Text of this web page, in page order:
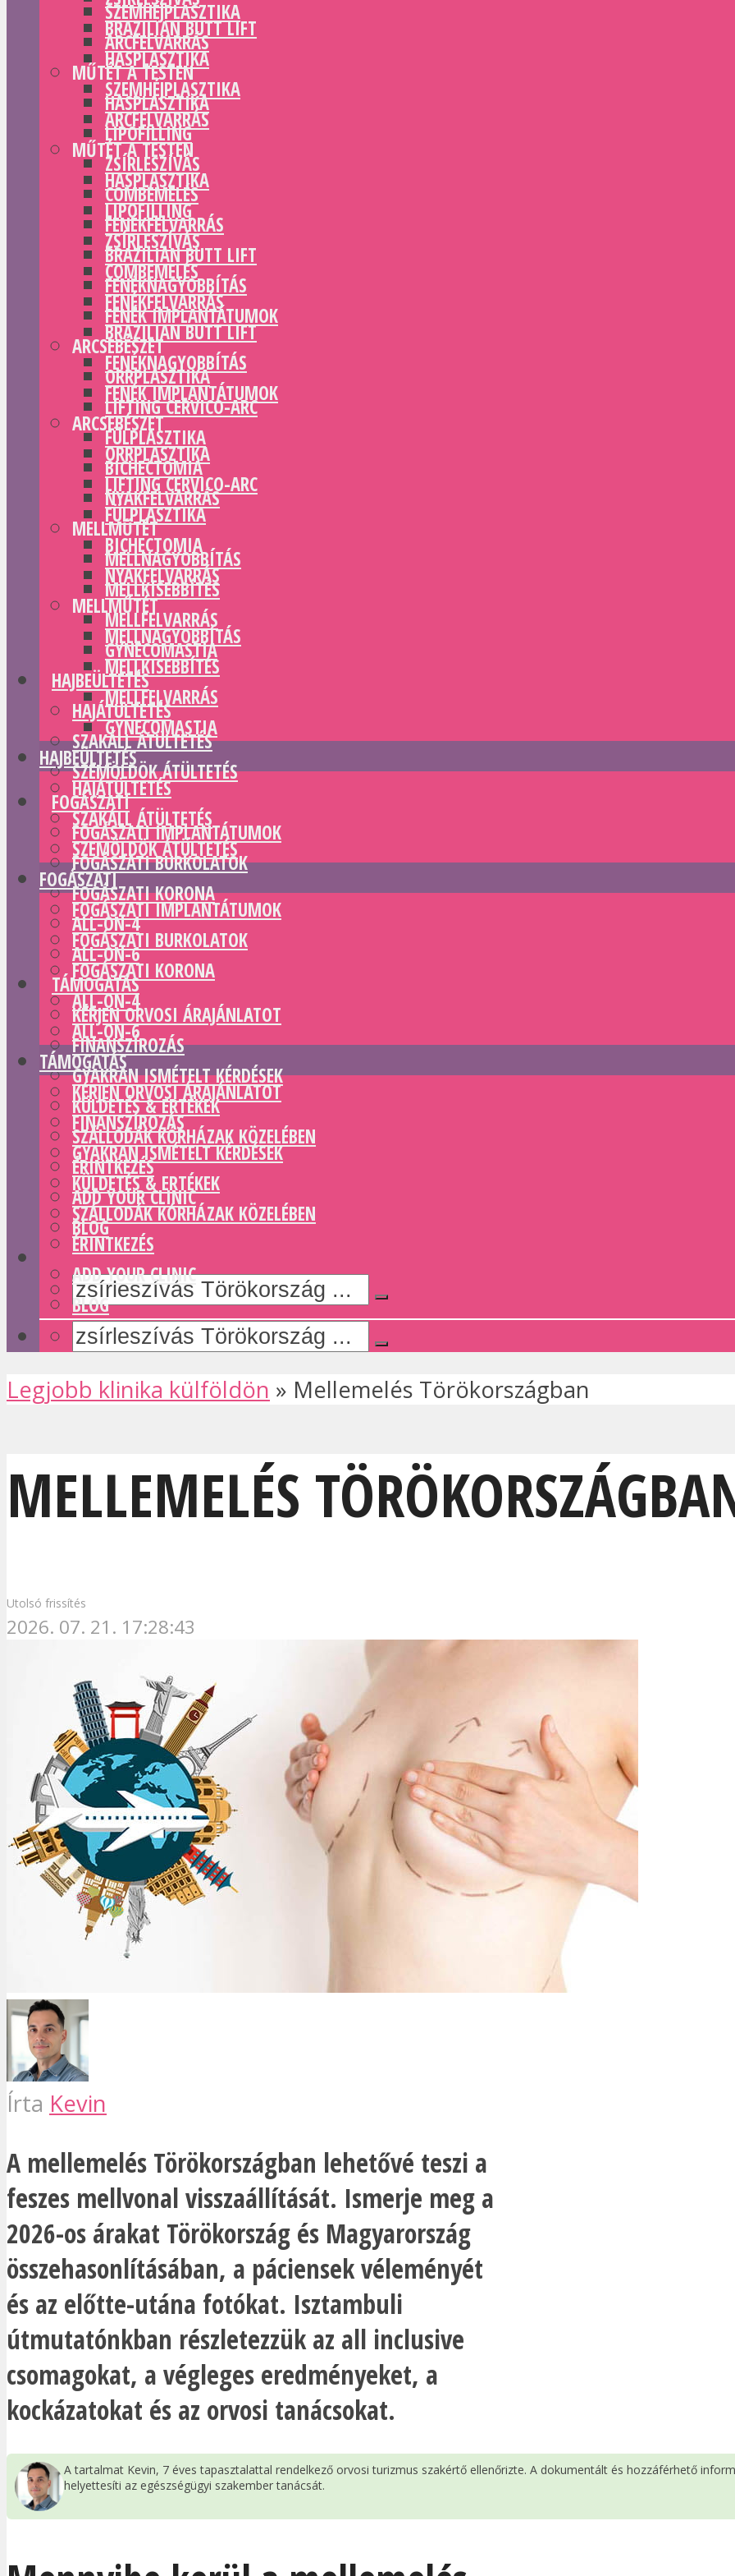
SZEMHÉJPLASZTIKA
ARCFELVARRÁS
MŰTÉT A TESTEN
HASPLASZTIKA
LIPOFILLING
ZSÍRLESZÍVÁS
COMBEMELÉS
FENÉKFELVARRÁS
BRAZILIAN BUTT LIFT
FENÉKNAGYOBBÍTÁS
FENÉK IMPLANTÁTUMOK
ARCSEBÉSZET
ORRPLASZTIKA
LIFTING CERVICO-ARC
FÜLPLASZTIKA
BICHECTOMIA
NYAKFELVARRÁS
MELLMŰTÉT
MELLNAGYOBBÍTÁS
MELLKISEBBÍTÉS
MELLFELVARRÁS
GYNECOMASTIA
HAJBEÜLTETÉS
HAJÁTÜLTETÉS
SZAKÁLL ÁTÜLTETÉS
SZEMÖLDÖK ÁTÜLTETÉS
FOGÁSZATI
FOGÁSZATI IMPLANTÁTUMOK
FOGÁSZATI BURKOLATOK
FOGÁSZATI KORONA
ALL-ON-4
ALL-ON-6
TÁMOGATÁS
KÉRJEN ORVOSI ÁRAJÁNLATOT
FINANSZÍROZÁS
GYAKRAN ISMÉTELT KÉRDÉSEK
KÜLDETÉS & ERTÉKEK
SZÁLLODÁK KÓRHÁZAK KÖZELÉBEN
ÉRINTKEZÉS
ADD YOUR CLINIC
BLOG
BRAZILIAN BUTT LIFT
HASPLASZTIKA
SZEMHÉJPLASZTIKA
ARCFELVARRÁS
MŰTÉT A TESTEN
HASPLASZTIKA
LIPOFILLING
ZSÍRLESZÍVÁS
COMBEMELÉS
FENÉKFELVARRÁS
BRAZILIAN BUTT LIFT
FENÉKNAGYOBBÍTÁS
FENÉK IMPLANTÁTUMOK
ARCSEBÉSZET
ORRPLASZTIKA
LIFTING CERVICO-ARC
FÜLPLASZTIKA
BICHECTOMIA
NYAKFELVARRÁS
MELLMŰTÉT
MELLNAGYOBBÍTÁS
MELLKISEBBÍTÉS
MELLFELVARRÁS
GYNECOMASTIA
HAJBEÜLTETÉS
HAJÁTÜLTETÉS
SZAKÁLL ÁTÜLTETÉS
SZEMÖLDÖK ÁTÜLTETÉS
FOGÁSZATI
FOGÁSZATI IMPLANTÁTUMOK
FOGÁSZATI BURKOLATOK
FOGÁSZATI KORONA
ALL-ON-4
ALL-ON-6
TÁMOGATÁS
KÉRJEN ORVOSI ÁRAJÁNLATOT
FINANSZÍROZÁS
GYAKRAN ISMÉTELT KÉRDÉSEK
KÜLDETÉS & ERTÉKEK
SZÁLLODÁK KÓRHÁZAK KÖZELÉBEN
ÉRINTKEZÉS
ADD YOUR CLINIC
BLOG
Legjobb klinika külföldön » Mellemelés Törökországban
MELLEMELÉS
Utolsó frissítés
2026. 07. 21. 17:28:43
Írta Kevin
A mellemelés Törökországban lehetővé teszi a
feszes mellvonal visszaállítását. Ismerje meg a
2026-os árakat Törökország és Magyarország
összehasonlításában, a páciensek véleményét
és az előtte-utána fotókat. Isztambuli
útmutatónkban részletezzük az all inclusive
csomagokat, a végleges eredményeket, a
kockázatokat és az orvosi tanácsokat.
A tartalmat Kevin, 7 éves tapasztalattal rendelkező orvosi turizmus szakértő ellenőrizte. A dokumentált és hozzáférhető
helyettesíti az egészségügyi szakember tanácsát.